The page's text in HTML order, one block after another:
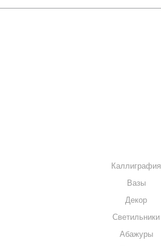
Каллиграфия
Вазы
Декор
Светильники
Абажуры